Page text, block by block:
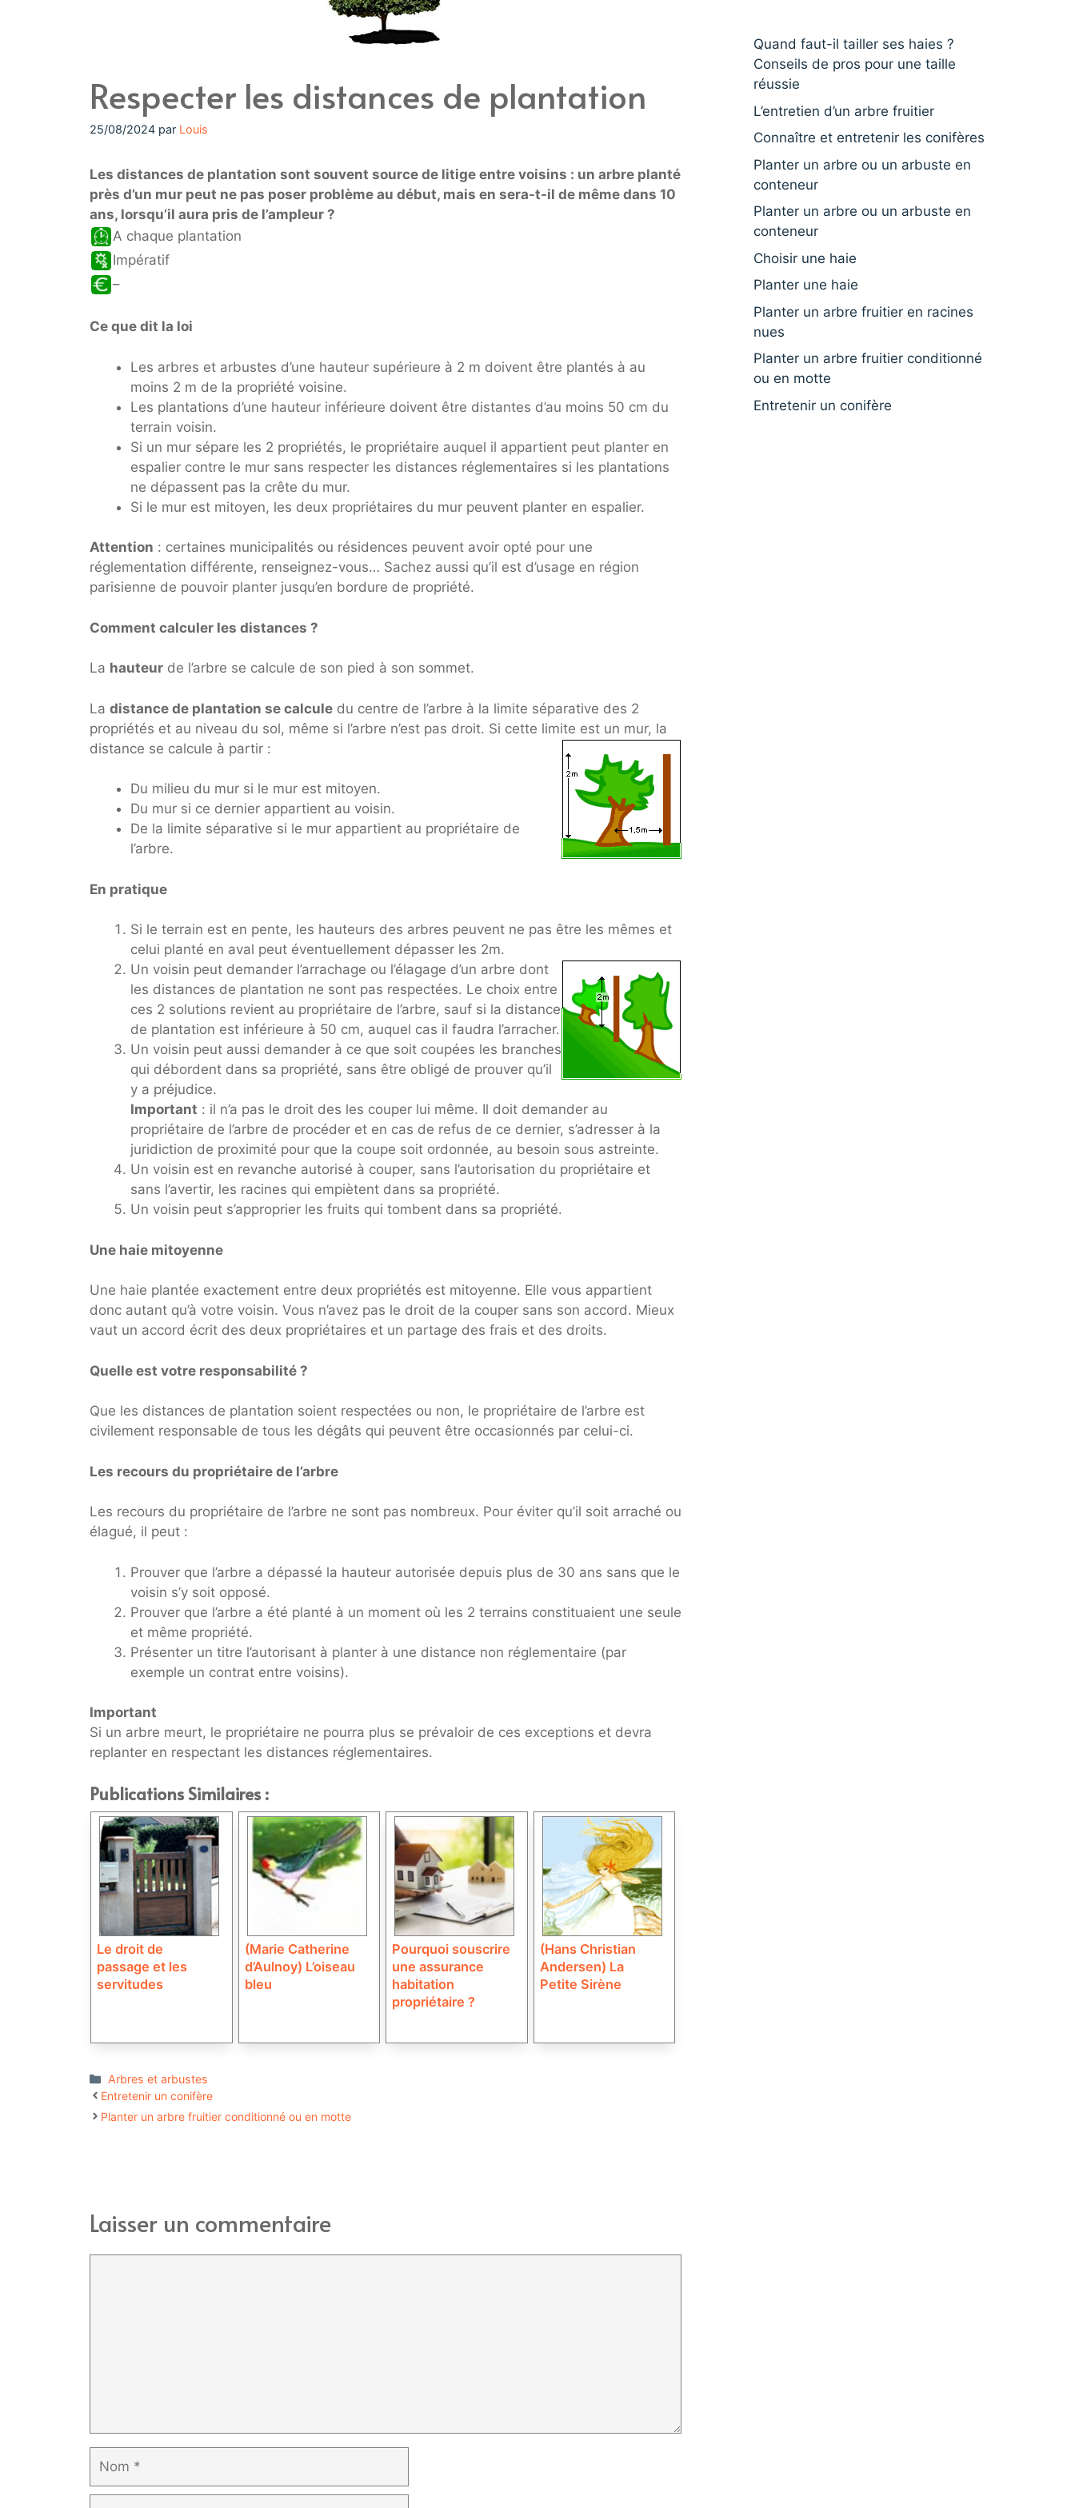
Respecter les distances de plantation
25/08/2024 par Louis
Les distances de plantation sont souvent source de litige entre voisins : un arbre planté
près d’un mur peut ne pas poser problème au début, mais en sera-t-il de même dans 10
ans, lorsqu’il aura pris de l’ampleur ?
A chaque plantation
Impératif
–
Ce que dit la loi
Les arbres et arbustes d’une hauteur supérieure à 2 m doivent être plantés à au
moins 2 m de la propriété voisine.
Les plantations d’une hauteur inférieure doivent être distantes d’au moins 50 cm du
terrain voisin.
Si un mur sépare les 2 propriétés, le propriétaire auquel il appartient peut planter en
espalier contre le mur sans respecter les distances réglementaires si les plantations
ne dépassent pas la crête du mur.
Si le mur est mitoyen, les deux propriétaires du mur peuvent planter en espalier.
Attention : certaines municipalités ou résidences peuvent avoir opté pour une
réglementation différente, renseignez-vous… Sachez aussi qu’il est d’usage en région
parisienne de pouvoir planter jusqu’en bordure de propriété.
Comment calculer les distances ?
La hauteur de l’arbre se calcule de son pied à son sommet.
La distance de plantation se calcule du centre de l’arbre à la limite séparative des 2
propriétés et au niveau du sol, même si l’arbre n’est pas droit. Si cette limite est un mur, la
distance se calcule à partir :
Du milieu du mur si le mur est mitoyen.
Du mur si ce dernier appartient au voisin.
De la limite séparative si le mur appartient au propriétaire de
l’arbre.
En pratique
Si le terrain est en pente, les hauteurs des arbres peuvent ne pas être les mêmes et
celui planté en aval peut éventuellement dépasser les 2m.
Un voisin peut demander l’arrachage ou l’élagage d’un arbre dont
les distances de plantation ne sont pas respectées. Le choix entre
ces 2 solutions revient au propriétaire de l’arbre, sauf si la distance
de plantation est inférieure à 50 cm, auquel cas il faudra l’arracher.
Un voisin peut aussi demander à ce que soit coupées les branches
qui débordent dans sa propriété, sans être obligé de prouver qu’il
y a préjudice.
Important : il n’a pas le droit des les couper lui même. Il doit demander au
propriétaire de l’arbre de procéder et en cas de refus de ce dernier, s’adresser à la
juridiction de proximité pour que la coupe soit ordonnée, au besoin sous astreinte.
Un voisin est en revanche autorisé à couper, sans l’autorisation du propriétaire et
sans l’avertir, les racines qui empiètent dans sa propriété.
Un voisin peut s’approprier les fruits qui tombent dans sa propriété.
Une haie mitoyenne
Une haie plantée exactement entre deux propriétés est mitoyenne. Elle vous appartient
donc autant qu’à votre voisin. Vous n’avez pas le droit de la couper sans son accord. Mieux
vaut un accord écrit des deux propriétaires et un partage des frais et des droits.
Quelle est votre responsabilité ?
Que les distances de plantation soient respectées ou non, le propriétaire de l’arbre est
civilement responsable de tous les dégâts qui peuvent être occasionnés par celui-ci.
Les recours du propriétaire de l’arbre
Les recours du propriétaire de l’arbre ne sont pas nombreux. Pour éviter qu’il soit arraché ou
élagué, il peut :
Prouver que l’arbre a dépassé la hauteur autorisée depuis plus de 30 ans sans que le
voisin s’y soit opposé.
Prouver que l’arbre a été planté à un moment où les 2 terrains constituaient une seule
et même propriété.
Présenter un titre l’autorisant à planter à une distance non réglementaire (par
exemple un contrat entre voisins).
Important
Si un arbre meurt, le propriétaire ne pourra plus se prévaloir de ces exceptions et devra
replanter en respectant les distances réglementaires.
Publications Similaires :
Le droit de
passage et les
servitudes
(Marie Catherine
d’Aulnoy) L’oiseau
bleu
Pourquoi souscrire
une assurance
habitation
propriétaire ?
(Hans Christian
Andersen) La
Petite Sirène
Catégories
Arbres et arbustes
Entretenir un conifère
Planter un arbre fruitier conditionné ou en motte
Laisser un commentaire
Quand faut-il tailler ses haies ?
Conseils de pros pour une taille
réussie
L’entretien d’un arbre fruitier
Connaître et entretenir les conifères
Planter un arbre ou un arbuste en
conteneur
Planter un arbre ou un arbuste en
conteneur
Choisir une haie
Planter une haie
Planter un arbre fruitier en racines
nues
Planter un arbre fruitier conditionné
ou en motte
Entretenir un conifère